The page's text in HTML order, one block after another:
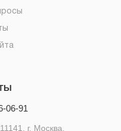
06-91
г. Москва,